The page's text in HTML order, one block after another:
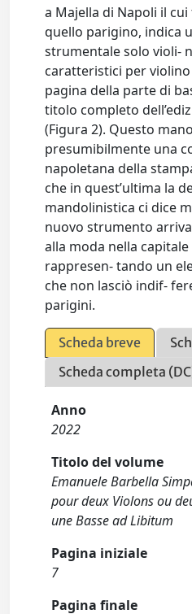
a Majella di Napoli il
quello parigino, indica
strumentale solo violi-
caratteristici per violino
pagina della parte di
titolo completo
(Figura 2). Questo
presumibilmente una
napoletana della
che in quest’ultima la
mandolinistica ci dice
nuovo strumento
alla moda nella
rappresen- tando un
che non lasciò indif-
parigini.
Scheda breve
Scheda completa
Anno
2022
Titolo del volume
Emanuele Barbella
pour deux Violons ou
une Basse ad Libitum
Pagina iniziale
7
Pagina finale